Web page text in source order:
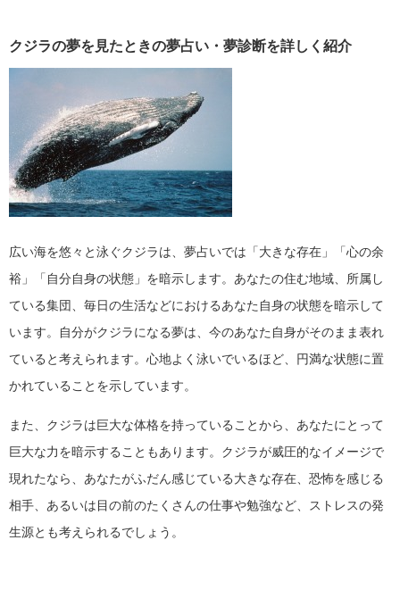
クジラの夢を見たときの夢占い・夢診断を詳しく紹介
広い海を悠々と泳ぐクジラは、夢占いでは「大きな存在」「心の余
裕」「自分自身の状態」を暗示します。あなたの住む地域、所属し
ている集団、毎日の生活などにおけるあなた自身の状態を暗示して
います。自分がクジラになる夢は、今のあなた自身がそのまま表れ
ていると考えられます。心地よく泳いでいるほど、円満な状態に置
かれていることを示しています。
また、クジラは巨大な体格を持っていることから、あなたにとって
巨大な力を暗示することもあります。クジラが威圧的なイメージで
現れたなら、あなたがふだん感じている大きな存在、恐怖を感じる
相手、あるいは目の前のたくさんの仕事や勉強など、ストレスの発
生源とも考えられるでしょう。